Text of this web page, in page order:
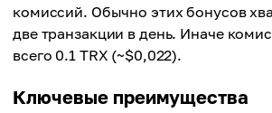
комиссий. Обычно этих бонусов
две транзакции в день. Иначе
всего 0.1 TRX (~$0,022).
Ключевые преимущества